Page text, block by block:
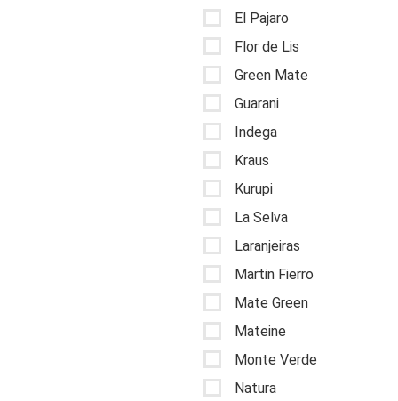
El Pajaro
Flor de Lis
Green Mate
Guarani
Indega
Kraus
Kurupi
La Selva
Laranjeiras
Martin Fierro
Mate Green
Mateine
Monte Verde
Natura